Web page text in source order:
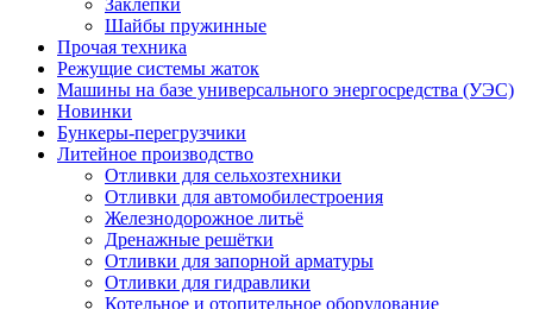
Шайбы пружинные
Прочая техника
Режущие системы жаток
Машины на базе универсального энергосредства (УЭС)
Новинки
Бункеры-перегрузчики
Литейное производство
Отливки для сельхозтехники
Отливки для автомобилестроения
Железнодорожное литьё
Дренажные решётки
Отливки для запорной арматуры
Отливки для гидравлики
Котельное и отопительное оборудование